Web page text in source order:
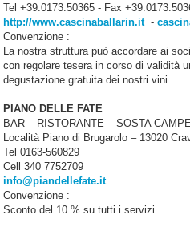
Tel +39.0173.50365 - Fax
http://www.cascinaballarin.it-
Convenzione :
La nostra struttura può accordare ai
con regolare tesera in corso di validità
degustazione gratuita dei nostri vini.
PIANO DELLE FATE
BAR – RISTORANTE – SOSTA
Località Piano di Brugarolo – 13020
Tel 0163-560829
Cell 340 7752709
info@piandellefate.it
Convenzione :
Sconto del 10 % su tutti i servizi